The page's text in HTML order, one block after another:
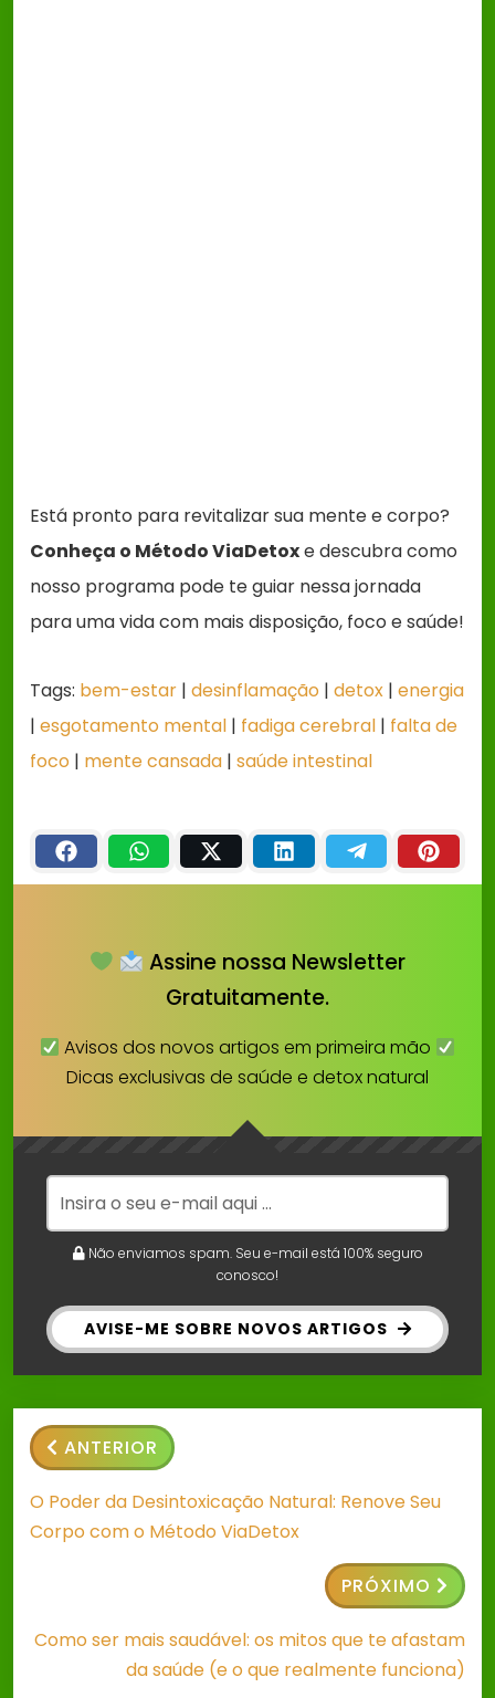
Está pronto para revitalizar sua mente e corpo?
Conheça o Método ViaDetoxe descubra como
nosso programa pode te guiar nessa jornada
para uma vida com mais disposição, foco e saúde!
Tags: bem-estar | desinflamação | detox | energia
| esgotamento mental | fadiga cerebral | falta de
foco | mente cansada | saúde intestinal
Assine nossa Newsletter
Gratuitamente.
Avisos dos novos artigos em primeira mão
Dicas exclusivas de saúde e detox natural
Não enviamos spam. Seu e-mail está 100% seguro
conosco!
AVISE-ME SOBRE NOVOS ARTIGOS
ANTERIOR
O Poder da Desintoxicação Natural: Renove Seu
Corpo com o Método ViaDetox
PRÓXIMO
Como ser mais saudável: os mitos que te afastam
da saúde (e o que realmente funciona)